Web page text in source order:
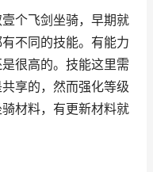
个飞剑坐骑，早期就
不同的技能。有能力
很高的。技能这里需
享的，然而强化等级
材料，有更新材料就